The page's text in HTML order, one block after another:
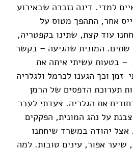
למדי. דינה נזכרה שבאירוע
אחר, התהפך מטוס על
עוד קצת, שתינו בקפטריה,
שתים. המונית שהגיעה – בקשר
– בטעות עשיתי איתה את
זמן וכך הגענו לכרמל ולגלריה
תערוכת הדפסים של הרמן
את הגלריה. צעדתי לעבר
על נהג המונית, הפקקים
אצל יהודה במשרד שיחתנו
שיער אפור, עינים טובות. למה